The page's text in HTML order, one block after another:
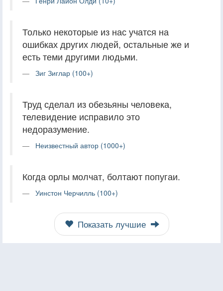
Только некоторые из нас учатся на
ошибках других людей, остальные же и
есть теми другими людьми.
Зиг Зиглар (100+)
Труд сделал из обезьяны человека,
телевидение исправило это
недоразумение.
Неизвестный автор (1000+)
Когда орлы молчат, болтают попугаи.
Уинстон Черчилль (100+)
Показать лучшие